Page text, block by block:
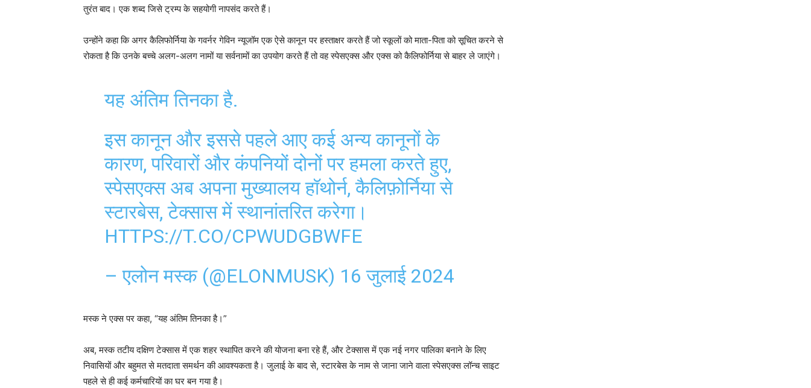
तुरंत बाद। एक शब्द जिसे ट्रम्प के सहयोगी नापसंद करते हैं।
उन्होंने कहा कि अगर कैलिफोर्निया के गवर्नर गेविन न्यूजॉम एक ऐसे कानून पर हस्ताक्षर करते हैं जो स्कूलों को माता-पिता को सूचित करने से
रोकता है कि उनके बच्चे अलग-अलग नामों या सर्वनामों का उपयोग करते हैं तो वह स्पेसएक्स और एक्स को कैलिफोर्निया से बाहर ले जाएंगे।
यह अंतिम तिनका है.
इस कानून और इससे पहले आए कई अन्य कानूनों के
कारण, परिवारों और कंपनियों दोनों पर हमला करते हुए,
स्पेसएक्स अब अपना मुख्यालय हॉथोर्न, कैलिफ़ोर्निया से
स्टारबेस, टेक्सास में स्थानांतरित करेगा।
HTTPS://T.CO/CPWUDGBWFE
– एलोन मस्क (@ELONMUSK) 16 जुलाई 2024
मस्क ने एक्स पर कहा, “यह अंतिम तिनका है।”
अब, मस्क तटीय दक्षिण टेक्सास में एक शहर स्थापित करने की योजना बना रहे हैं, और टेक्सास में एक नई नगर पालिका बनाने के लिए
निवासियों और बहुमत से मतदाता समर्थन की आवश्यकता है। जुलाई के बाद से, स्टारबेस के नाम से जाना जाने वाला स्पेसएक्स लॉन्च साइट
पहले से ही कई कर्मचारियों का घर बन गया है।